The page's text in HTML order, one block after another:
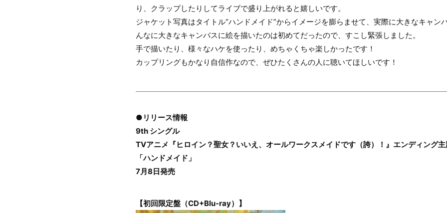
り、クラップしたりしてライブで盛り上がれると嬉しいです。
ジャケット写真はタイトル“ハンドメイド”からイメージを膨らませて、実際に大きなキャン
んなに大きなキャンバスに絵を描いたのは初めてだったので、すこし緊張しました。
手で描いたり、様々なハケを使ったり、めちゃくちゃ楽しかったです！
カップリングもかなり自信作なので、ぜひたくさんの人に聴いてほしいです！
●リリース情報
9th シングル
TVアニメ『ヒロイン？聖女？いいえ、オールワークスメイドです（誇）！』エンディング
「ハンドメイド」
7月8日発売
【初回限定盤（CD+Blu-ray）】